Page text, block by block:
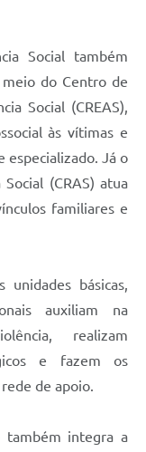
Social também
do Centro de
Social (CREAS),
às vítimas e
especializado. Já o
(CRAS) atua
familiares e
básicas,
auxiliam na
realizam
e fazem os
de apoio.
também integra a